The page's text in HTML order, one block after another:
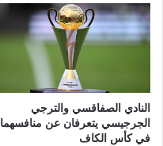
النادي الصفاقسي والترجي
الجرجيسي يتعرفان عن منافسهما
في كأس الكاف